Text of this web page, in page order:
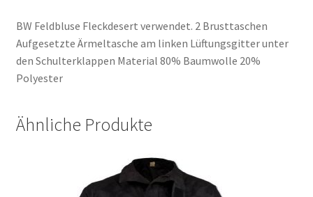
BW Feldbluse Fleckdesert verwendet. 2 Brusttaschen
Aufgesetzte Ärmeltasche am linken Lüftungsgitter unter
den Schulterklappen Material 80% Baumwolle 20%
Polyester
Ähnliche Produkte